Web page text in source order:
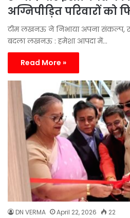
अग्निपीड़ित परिवारों को
टीम लखनऊ ने निभाया अपना संकल्प,
बदला लखनऊ : हमेशा आपदा में…
Read More »
DN VERMA April 22, 2026 22